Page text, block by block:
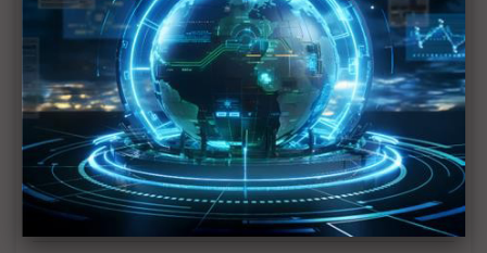
科技1分鐘：航海顯示器
Skydio獲美軍5200萬美元大單 鞏固短程偵察無人機
霸主地位
烏克蘭派專家助中東 輸出實戰反無人機寶貴經驗
美軍第二支兩棲打擊群挺進中東 荷莫茲海峽恐面臨
新一波戰火